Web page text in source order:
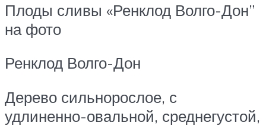
Плоды сливы «Ренклод Волго-Дон”
на фото
Ренклод Волго-Дон
Дерево сильнорослое, с
удлиненно-овальной, среднегустой,